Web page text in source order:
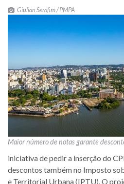
Giulian Serafim / PMPA
Maior número de notas garante
iniciativa de pedir a inserção do
descontos também no Imposto
e Territorial Urbana (IPTU). O